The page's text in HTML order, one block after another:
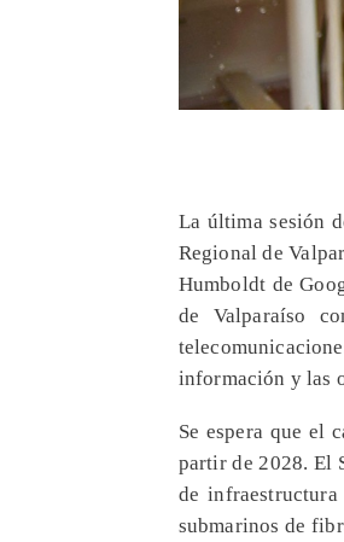
La última sesión
Regional de
Humboldt de
de Valparaíso
información y las
Se espera que el
partir de 2028. El
de
submarinos de